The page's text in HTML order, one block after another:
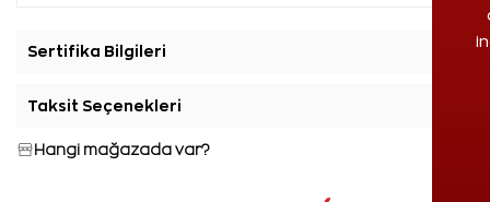
Sertifika Bilgileri
Taksit Seçenekleri
Hangi mağazada var?